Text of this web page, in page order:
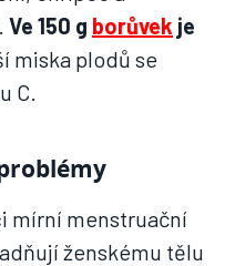
Ve 150 g borůvek je
miska plodů se
C.
mírní menstruační
ženskému tělu